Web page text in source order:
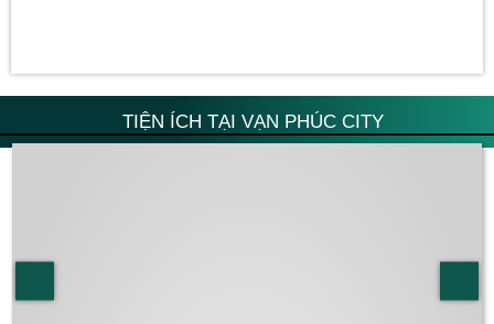
TIỆN ÍCH TẠI VẠN PHÚC CITY